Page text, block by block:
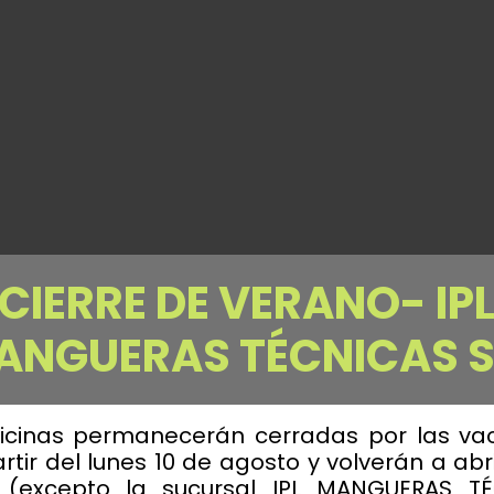
CIERRE DE VERANO- IPL
TÉCNICAS
permanecerán cerradas por las
del lunes 10 de agosto y volverán a